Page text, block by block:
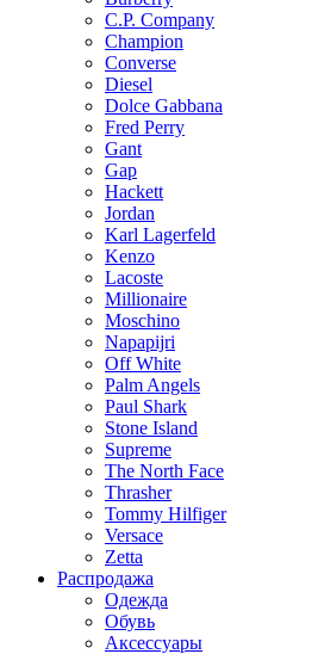
C.P. Company
Champion
Converse
Diesel
Dolce Gabbana
Fred Perry
Gant
Gap
Hackett
Jordan
Karl Lagerfeld
Kenzo
Lacoste
Millionaire
Moschino
Napapijri
Off White
Palm Angels
Paul Shark
Stone Island
Supreme
The North Face
Thrasher
Tommy Hilfiger
Versace
Zetta
Распродажа
Одежда
Обувь
Аксессуары